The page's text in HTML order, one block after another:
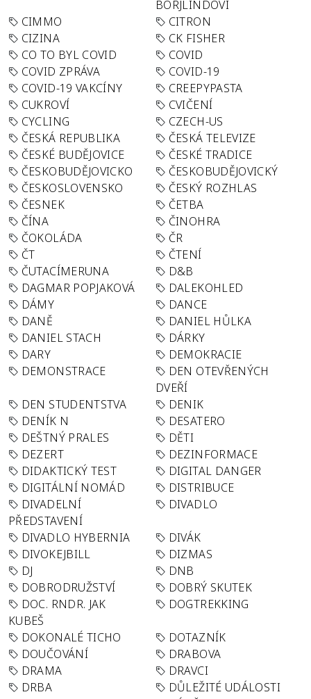
BÖRJLINDOVI
CIMMO
CITRON
CIZINA
CK FISHER
CO TO BYL COVID
COVID
COVID ZPRÁVA
COVID-19
COVID-19 VAKCÍNY
CREEPYPASTA
CUKROVÍ
CVIČENÍ
CYCLING
CZECH-US
ČESKÁ REPUBLIKA
ČESKÁ TELEVIZE
ČESKÉ BUDĚJOVICE
ČESKÉ TRADICE
ČESKOBUDĚJOVICKO
ČESKOBUDĚJOVICKÝ
ČESKOSLOVENSKO
ČESKÝ ROZHLAS
ČESNEK
ČETBA
ČÍNA
ČINOHRA
ČOKOLÁDA
ČR
ČT
ČTENÍ
ČUTACÍMERUNA
D&B
DAGMAR POPJAKOVÁ
DALEKOHLED
DÁMY
DANCE
DANĚ
DANIEL HŮLKA
DANIEL STACH
DÁRKY
DARY
DEMOKRACIE
DEMONSTRACE
DEN OTEVŘENÝCH
DVEŘÍ
DEN STUDENTSTVA
DENIK
DENÍK N
DESATERO
DEŠTNÝ PRALES
DĚTI
DEZERT
DEZINFORMACE
DIDAKTICKÝ TEST
DIGITAL DANGER
DIGITÁLNÍ NOMÁD
DISTRIBUCE
DIVADELNÍ
PŘEDSTAVENÍ
DIVADLO
DIVADLO HYBERNIA
DIVÁK
DIVOKEJBILL
DIZMAS
DJ
DNB
DOBRODRUŽSTVÍ
DOBRÝ SKUTEK
DOC. RNDR. JAK
KUBEŠ
DOGTREKKING
DOKONALÉ TICHO
DOTAZNÍK
DOUČOVÁNÍ
DRABOVA
DRAMA
DRAVCI
DRBA
DŮLEŽITÉ UDÁLOSTI